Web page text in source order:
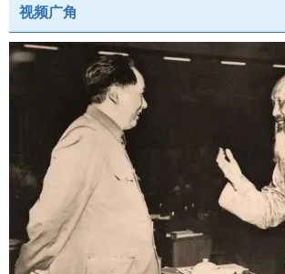
视频广角